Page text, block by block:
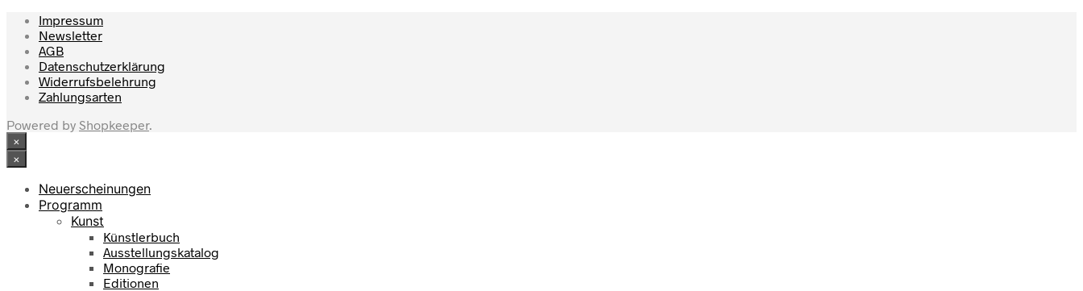
Impressum
Newsletter
AGB
Datenschutzerklärung
Widerrufsbelehrung
Zahlungsarten
Powered by Shopkeeper.
×
×
Neuerscheinungen
Programm
Kunst
Künstlerbuch
Ausstellungskatalog
Monografie
Editionen